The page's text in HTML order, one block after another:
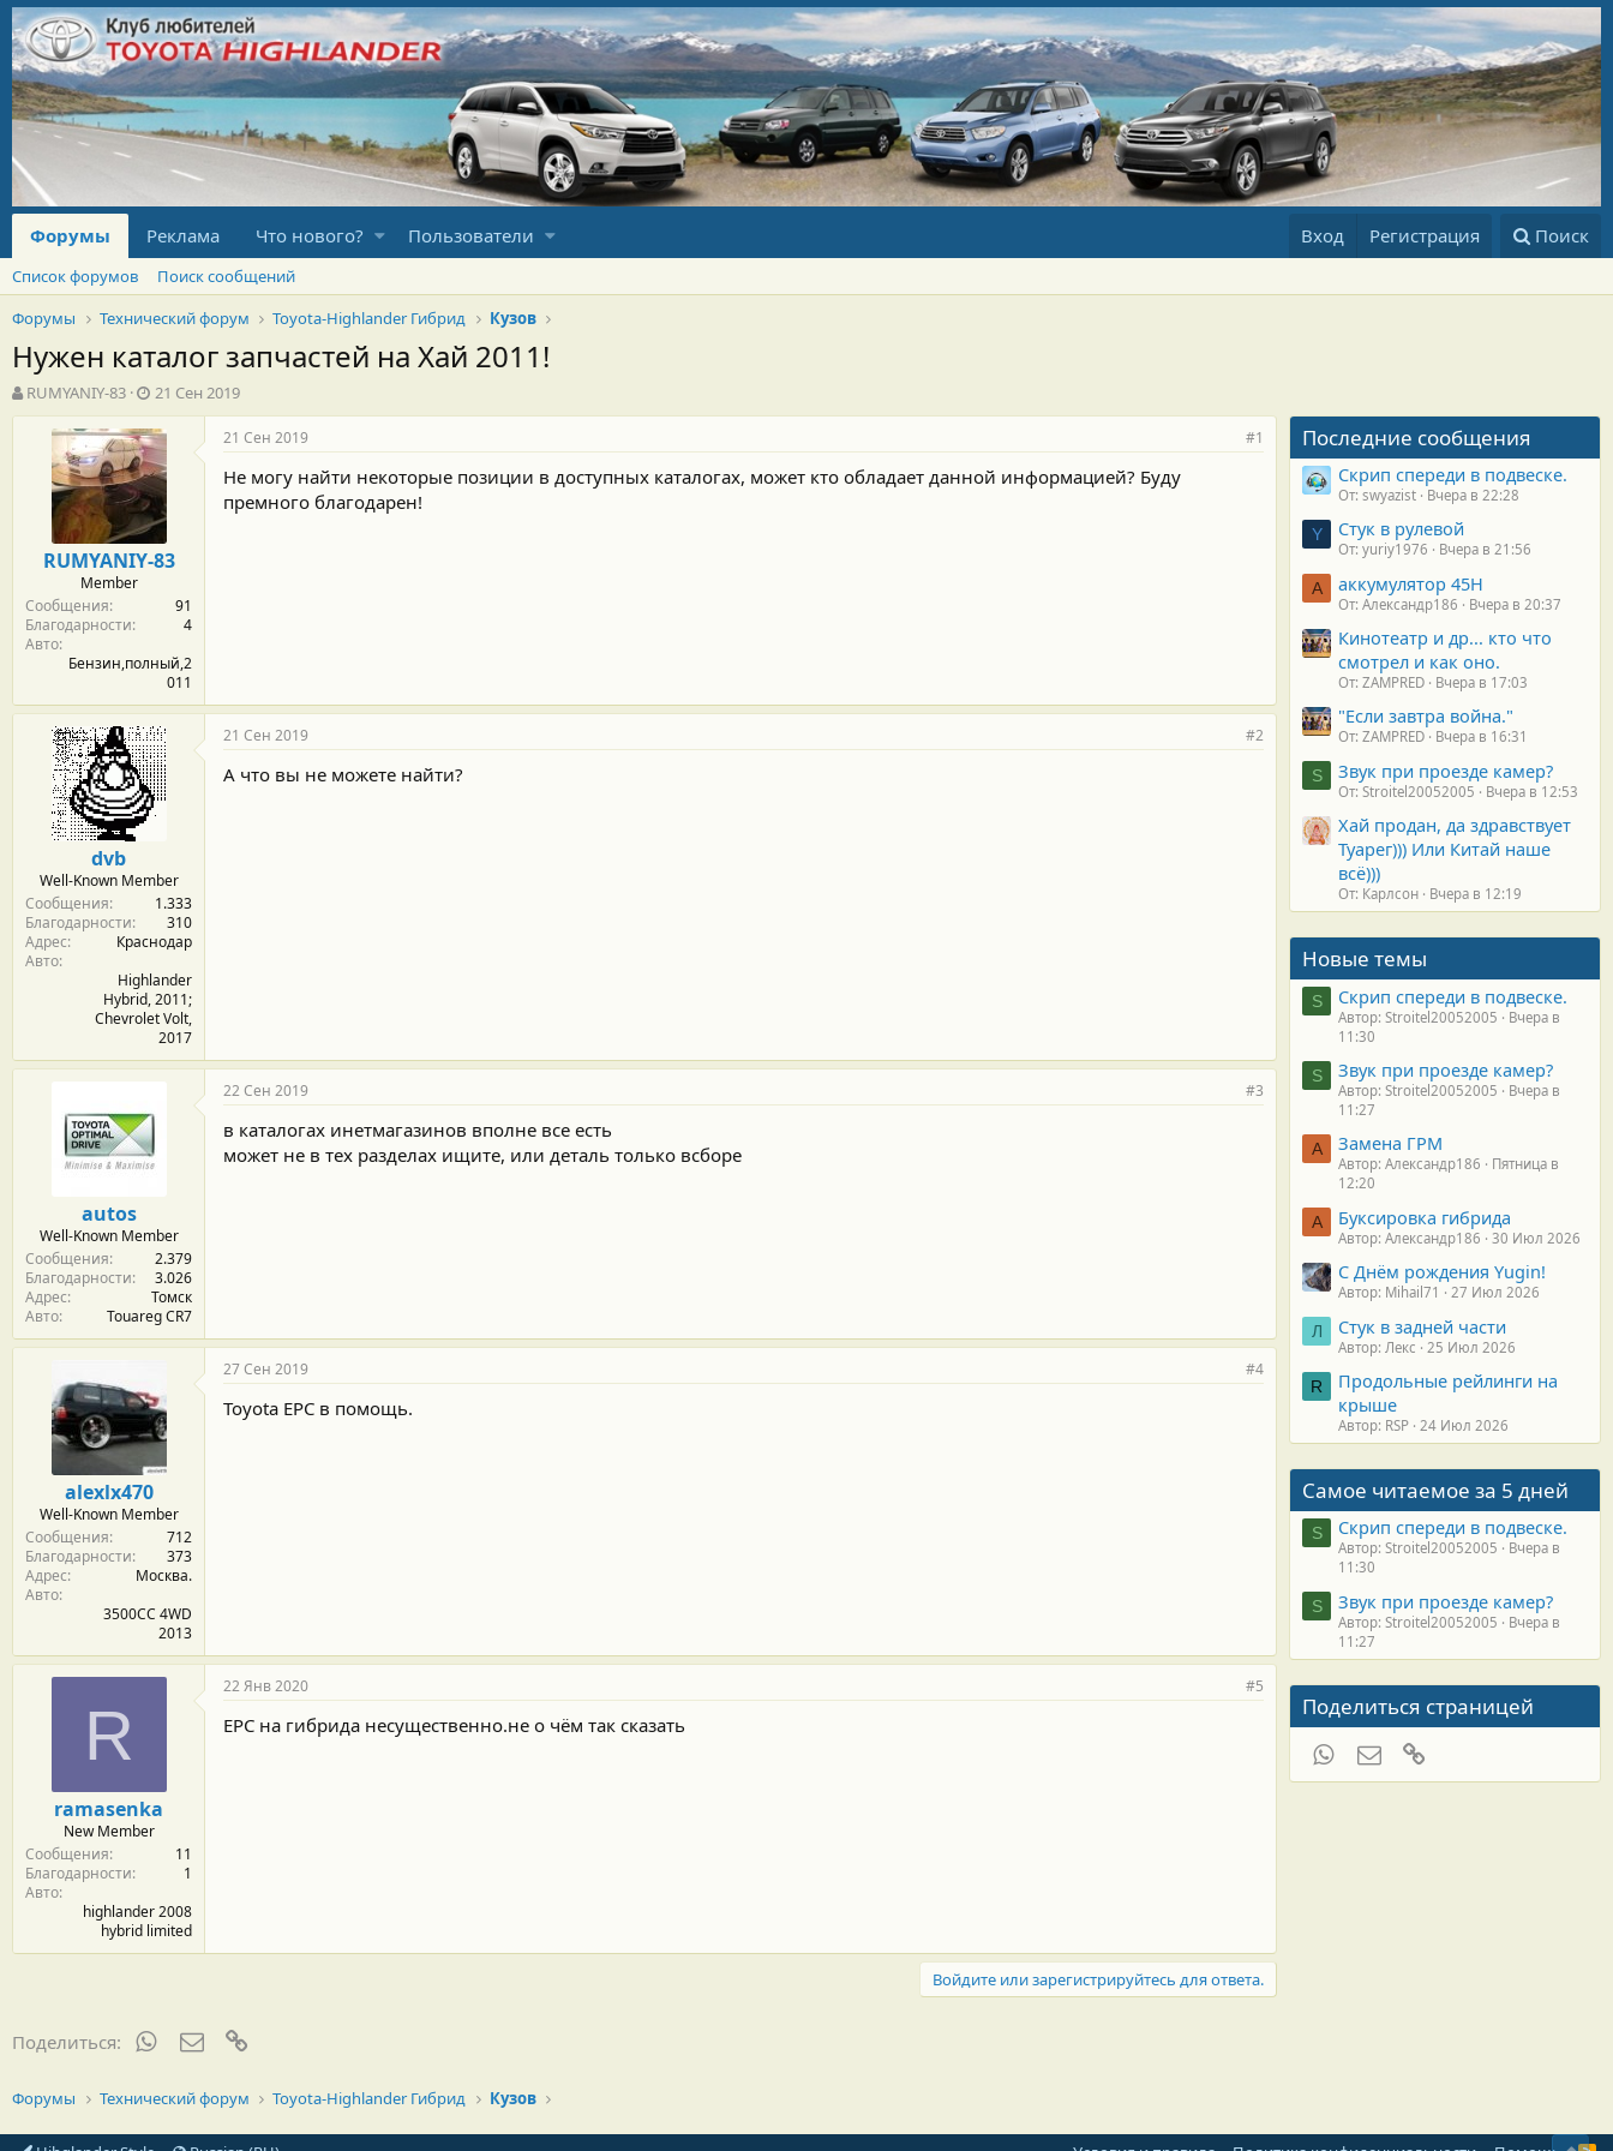
Форумы Реклама Что нового? Пользователи Вход Регистрация Поиск
Список форумов
Поиск сообщений
Форумы
Технический форум Toyota-Highlander Гибрид Кузов
Нужен каталог запчастей на Хай 2011!
А
в
RUMYANIY-83
Д
а
т
а
н
а
ч
а
л
21 Сен 2019
RUMYANIY-83
Member
Сообщения
91
Благодарности
4
Авто
Бензин,полный,2
011
21 Сен 2019 #1
Не могу найти некоторые позиции в доступных каталогах, может кто обладает данной информацией? Буду
премного благодарен!
dvb
Well-Known Member
Сообщения
1.333
Благодарности
310
Адрес
Краснодар
Авто
Highlander
Hybrid, 2011;
Chevrolet Volt,
2017
21 Сен 2019 #2
А что вы не можете найти?
autos
Well-Known Member
Сообщения
2.379
Благодарности
3.026
Адрес
Томск
Авто
Touareg CR7
22 Сен 2019 #3
в каталогах инетмагазинов вполне все есть
может не в тех разделах ищите, или деталь только всборе
alexlx470
Well-Known Member
Сообщения
712
Благодарности
373
Адрес
Москва.
Авто
3500CC 4WD
2013
27 Сен 2019 #4
Toyota EPC в помощь.
R
ramasenka
New Member
Сообщения
11
Благодарности
1
Авто
highlander 2008
hybrid limited
22 Янв 2020 #5
EPC на гибрида несущественно.не о чём так сказать
Войдите или зарегистрируйтесь для ответа.
Поделиться: WhatsAppЭлектронная почта
Последние сообщения
Скрип спереди в подвеске.
От: swyazist Вчера в 22:28
Y Стук в рулевой
От: yuriy1976 Вчера в 21:56
А аккумулятор 45H
От: Александр186 Вчера в 20:37
Кинотеатр и др... кто что
смотрел и как оно.
От: ZAMPRED Вчера в 17:03
"Если завтра война."
От: ZAMPRED Вчера в 16:31
S Звук при проезде камер?
От: Stroitel20052005 Вчера в 12:53
Хай продан, да здравствует
Туарег))) Или Китай наше
всё)))
От: Карлсон Вчера в 12:19
Новые темы
S Скрип спереди в подвеске.
Автор: Stroitel20052005
Вчера в
11:30
S Звук при проезде камер?
Автор: Stroitel20052005
Вчера в
11:27
А Замена ГРМ
Автор: Александр186
Пятница в
12:20
А Буксировка гибрида
Автор: Александр186 30 Июл 2026
С Днём рождения Yugin!
Автор: Mihail71 27 Июл 2026
Л Стук в задней части
Автор: Лекс 25 Июл 2026
R
Продольные рейлинги на
крыше
Автор: RSP 24 Июл 2026
Самое читаемое за 5 дней
S Скрип спереди в подвеске.
Автор: Stroitel20052005
Вчера в
11:30
S Звук при проезде камер?
Автор: Stroitel20052005
Вчера в
11:27
Поделиться страницей
WhatsAppЭлектронная почта
Форумы Технический форум Toyota-Highlander Гибрид Кузов